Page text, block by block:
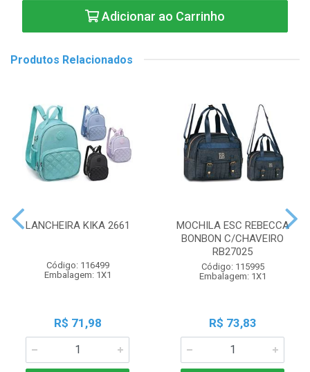
Adicionar ao Carrinho
Produtos Relacionados
LANCHEIRA KIKA 2661
Código: 116499
Embalagem: 1X1
R$ 71,98
MOCHILA ESC REBECCA
BONBON C/CHAVEIRO
RB27025
Código: 115995
Embalagem: 1X1
R$ 73,83